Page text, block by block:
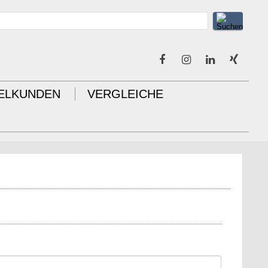
VERGLEICHE